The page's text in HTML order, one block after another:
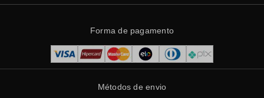
Forma de pagamento
Métodos de envio